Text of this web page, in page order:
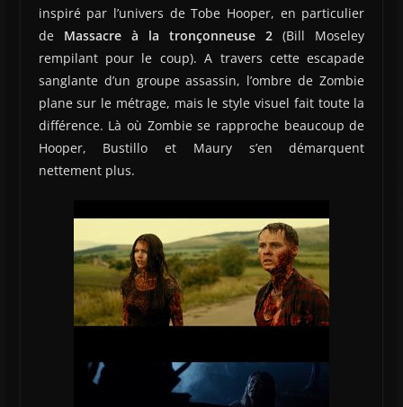
inspiré par l’univers de Tobe Hooper, en particulier
de Massacre à la tronçonneuse 2 (Bill Moseley
rempilant pour le coup). A travers cette escapade
sanglante d’un groupe assassin, l’ombre de Zombie
plane sur le métrage, mais le style visuel fait toute la
différence. Là où Zombie se rapproche beaucoup de
Hooper, Bustillo et Maury s’en démarquent
nettement plus.